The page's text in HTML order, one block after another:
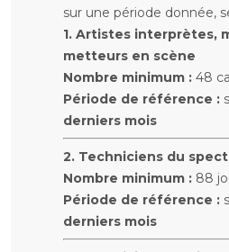
sur une période donnée,
1. Artistes interprètes,
metteurs en scène
Nombre minimum : 48
Période de référence :
derniers mois
2. Techniciens du
Nombre minimum : 88
Période de référence :
derniers mois